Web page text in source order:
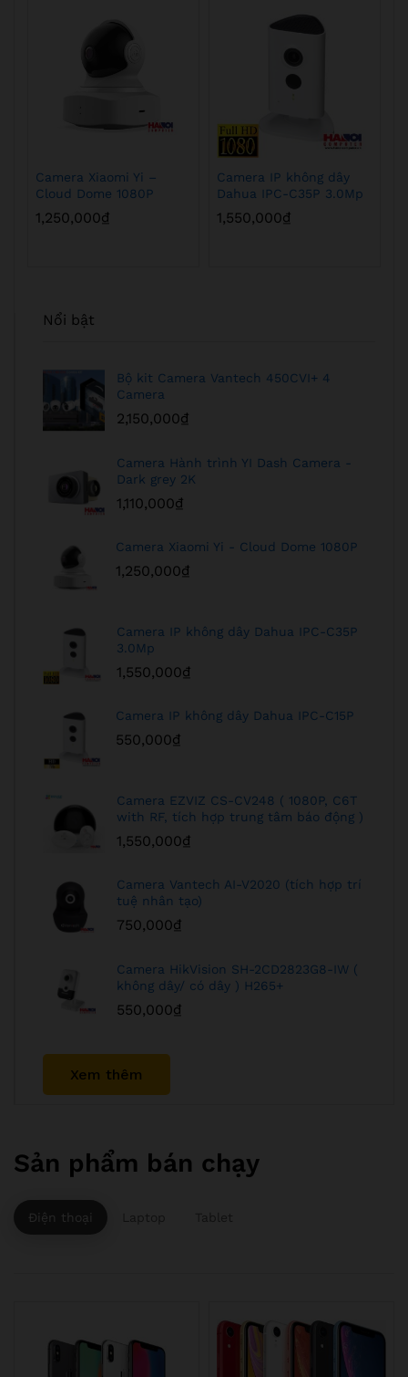
Camera Xiaomi Yi –
Cloud Dome 1080P
1,250,000₫
Camera IP không dây
Dahua IPC-C35P 3.0Mp
1,550,000₫
Nổi bật
Bộ kit Camera Vantech 450CVI+ 4
Camera
2,150,000₫
Camera Hành trình YI Dash Camera -
Dark grey 2K
1,110,000₫
Camera Xiaomi Yi - Cloud Dome 1080P
1,250,000₫
Camera IP không dây Dahua IPC-C35P
3.0Mp
1,550,000₫
Camera IP không dây Dahua IPC-C15P
550,000₫
Camera EZVIZ CS-CV248 ( 1080P, C6T
with RF, tích hợp trung tâm báo động )
1,550,000₫
Camera Vantech AI-V2020 (tích hợp trí
tuệ nhân tạo)
750,000₫
Camera HikVision SH-2CD2823G8-IW (
không dây/ có dây ) H265+
550,000₫
Xem thêm
Sản phẩm bán chạy
Điện thoại